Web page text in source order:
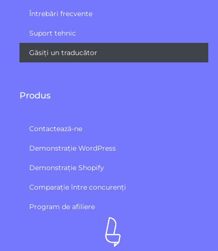
Întrebări frecvente
Suport tehnic
Găsiți un traducător
Produs
Contactează-ne
Demonstrație WordPress
Demonstrație Shopify
Comparație între concurenți
Program de afiliere